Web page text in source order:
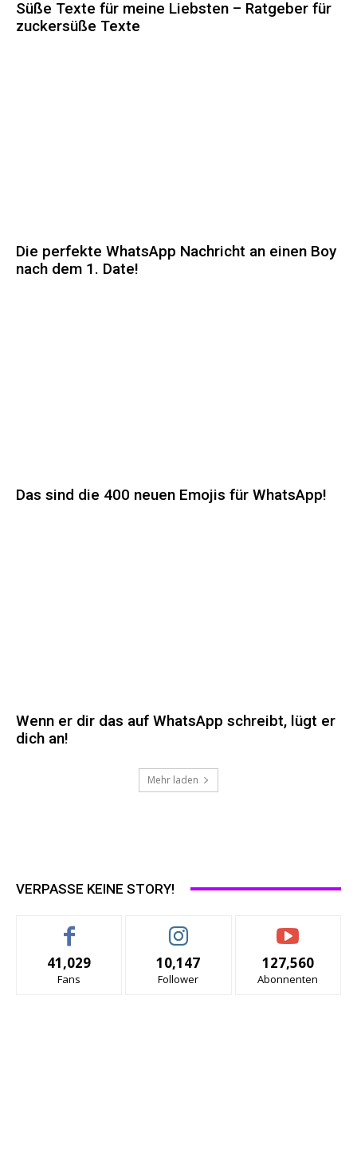
Süße Texte für meine Liebsten – Ratgeber für
zuckersüße Texte
Die perfekte WhatsApp Nachricht an einen Boy
nach dem 1. Date!
Das sind die 400 neuen Emojis für WhatsApp!
Wenn er dir das auf WhatsApp schreibt, lügt er
dich an!
Mehr laden
VERPASSE KEINE STORY!
41,029
Fans
10,147
Follower
127,560
Abonnenten